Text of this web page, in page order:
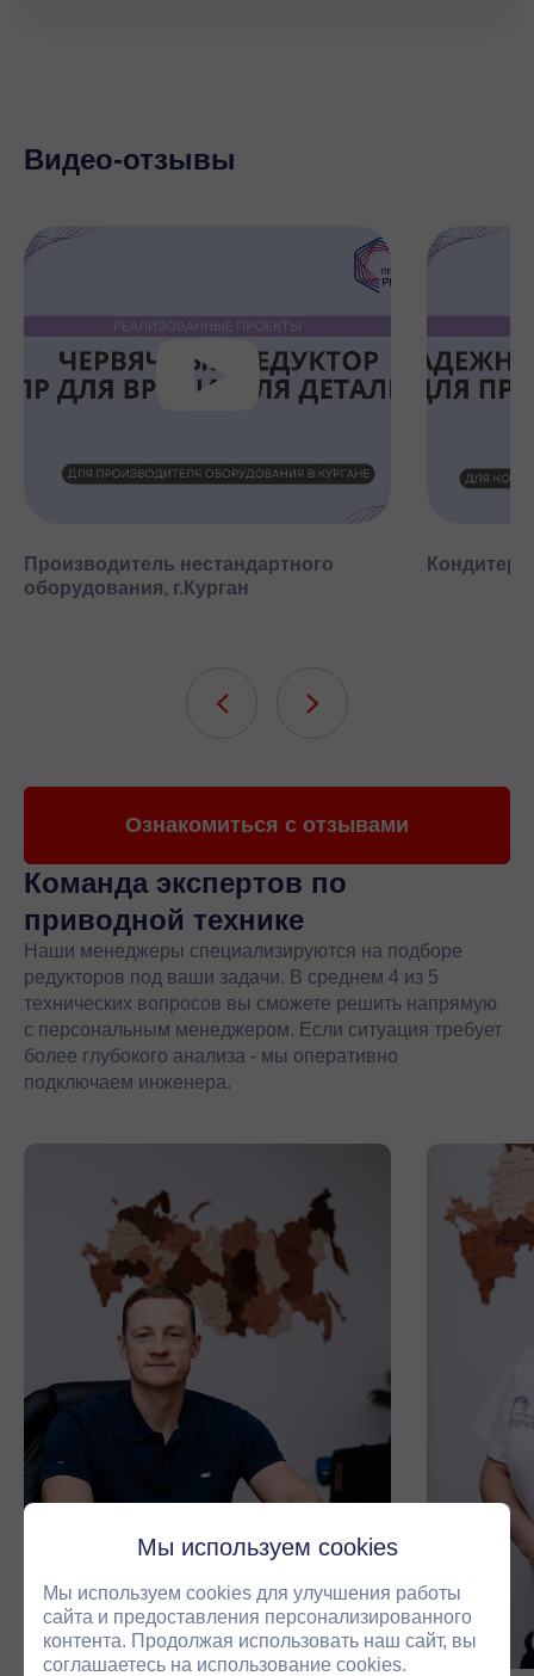
Видео-отзывы
Производитель нестандартного
оборудования, г.Курган
Ознакомиться с отзывами
Команда экспертов по
приводной технике
Наши менеджеры специализируются на подборе
редукторов под ваши задачи. В среднем 4 из 5
технических вопросов вы сможете решить напрямую
с персональным менеджером. Если ситуация требует
более глубокого анализа - мы оперативно
подключаем инженера.
Мы используем cookies
Мы используем cookies для улучшения работы
сайта и предоставления персонализированного
контента. Продолжая использовать наш сайт, вы
соглашаетесь на использование cookies.